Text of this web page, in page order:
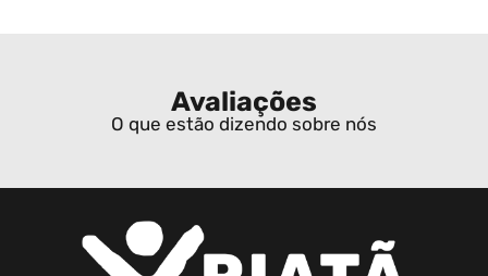
Avaliações
O que estão dizendo sobre nós